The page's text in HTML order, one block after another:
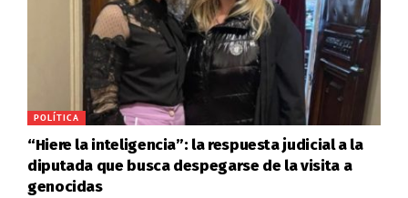
POLÍTICA
“Hiere la inteligencia”: la respuesta judicial a la
diputada que busca despegarse de la visita a
genocidas